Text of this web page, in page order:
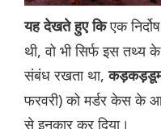
यह देखते हुए किएक
थी, वो भी सिर्फ इस
संबंध रखता था,
फरवरी) को मर्डर केस के
से इनकार कर दिया।